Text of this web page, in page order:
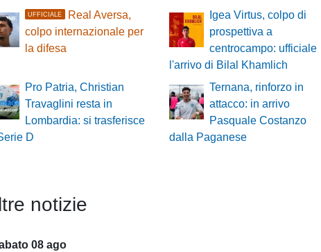
UFFICIALE
Real Aversa,
colpo internazionale per
la difesa
Igea Virtus, colpo di
prospettiva a
centrocampo: ufficiale
l'arrivo di Bilal Khamlich
Pro Patria, Christian
Travaglini resta in
Lombardia: si trasferisce
D
Ternana, rinforzo in
attacco: in arrivo
Pasquale Costanzo
dalla Paganese
notizie
08 ago